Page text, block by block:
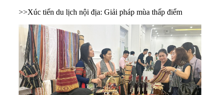
>>Xúc tiến du lịch nội địa: Giải pháp mùa thấp điểm